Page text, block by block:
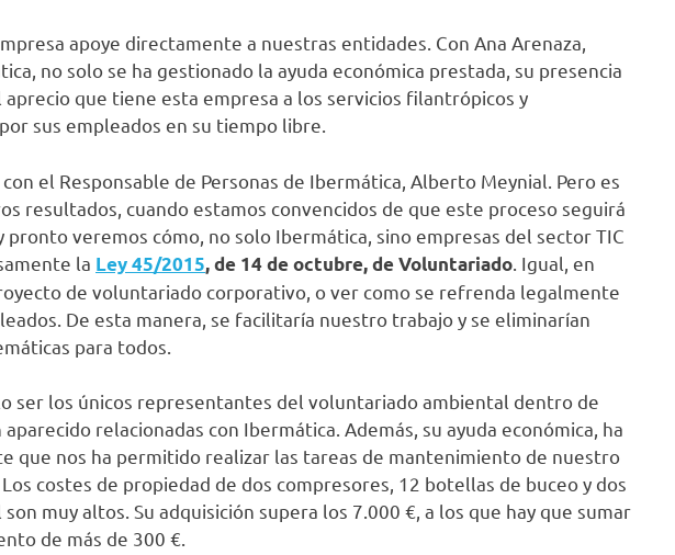
apoye directamente a nuestras entidades. Con Ana Arenaza,
no solo se ha gestionado la ayuda económica prestada, su presencia
que tiene esta empresa a los servicios filantrópicos y
sus empleados en su tiempo libre.
el Responsable de Personas de Ibermática, Alberto Meynial. Pero es
resultados, cuando estamos convencidos de que este proceso seguirá
veremos cómo, no solo Ibermática, sino empresas del sector TIC
la Ley 45/2015, de 14 de octubre, de Voluntariado . Igual, en
de voluntariado corporativo, o ver como se refrenda legalmente
De esta manera, se facilitaría nuestro trabajo y se eliminarían
para todos.
ser los únicos representantes del voluntariado ambiental dentro de
relacionadas con Ibermática. Además, su ayuda económica, ha
que nos ha permitido realizar las tareas de mantenimiento de nuestro
costes de propiedad de dos compresores, 12 botellas de buceo y dos
muy altos. Su adquisición supera los 7.000 €, a los que hay que sumar
de más de 300 €.